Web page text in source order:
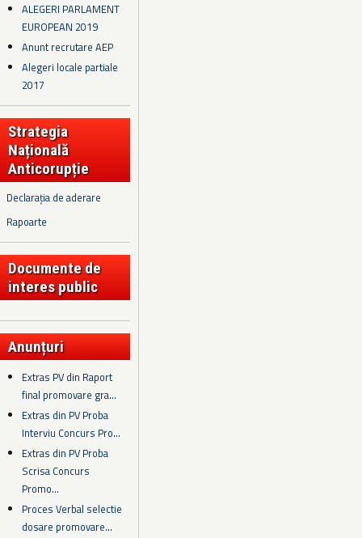
ALEGERI PARLAMENT
EUROPEAN 2019
Anunt recrutare AEP
Alegeri locale partiale
2017
Strategia
Națională
Anticorupție
Declarația de aderare
Rapoarte
Documente de
interes public
Anunțuri
Extras PV din Raport
final promovare gra...
Extras din PV Proba
Interviu Concurs Pro...
Extras din PV Proba
Scrisa Concurs
Promo...
Proces Verbal selectie
dosare promovare...